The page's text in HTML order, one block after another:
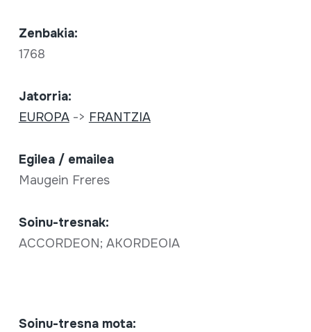
Zenbakia:
1768
Jatorria:
EUROPA-> FRANTZIA
Egilea / emailea
Maugein Freres
Soinu-tresnak:
ACCORDEON; AKORDEOIA
Soinu-tresna mota: